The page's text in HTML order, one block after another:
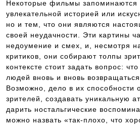
Некоторые фильмы запоминаются
увлекательной историей или
но и тем, что они являются
своей неудачности. Эти картины
недоумение и смех, и, несмотря
критиков, они собирают толпы
контексте стоит задать вопрос:
людей вновь и вновь
Возможно, дело в их способности
зрителей, создавать уникальную
дарить ностальгические
можно назвать «так-плохо, что